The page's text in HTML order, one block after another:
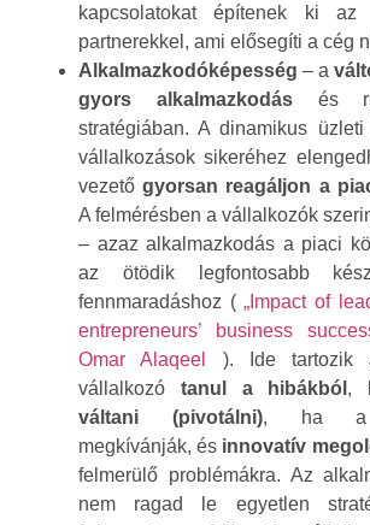
kapcsolatokat építenek ki az
partnerekkel, ami elősegíti a cég
Alkalmazkodóképesség – a
gyors alkalmazkodásés
stratégiában. A dinamikus
vállalkozások sikeréhez
vezetőgyorsan reagáljon a
A felmérésben a vállalkozók
– azaz alkalmazkodás a piaci
az ötödik legfontosabb
fennmaradáshoz („Impact of
entrepreneurs’ business
Omar Alaqeel ). Ide
vállalkozó tanul a hibákból ,
váltani (pivotálni), ha a
megkívánják, és innovatív
felmerülő problémákra. Az
nem ragad le egyetlen